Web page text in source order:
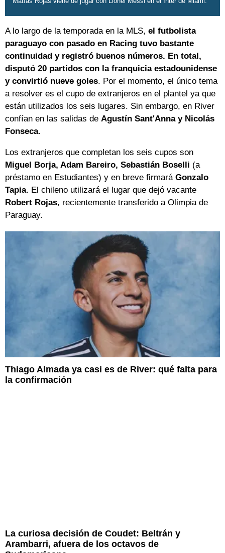
A lo largo de la temporada en la MLS, el futbolista
paraguayo con pasado en Racing tuvo bastante
continuidad y registró buenos números. En total,
disputó 20 partidos con la franquicia estadounidense
y convirtió nueve goles. Por el momento, el único tema
a resolver es el cupo de extranjeros en el plantel ya que
están utilizados los seis lugares. Sin embargo, en River
confían en las salidas de Agustín Sant'Anna y Nicolás
Fonseca.
Los extranjeros que completan los seis cupos son
Miguel Borja, Adam Bareiro, Sebastián Boselli (a
préstamo en Estudiantes) y en breve firmará Gonzalo
Tapia. El chileno utilizará el lugar que dejó vacante
Robert Rojas, recientemente transferido a Olimpia de
Paraguay.
Thiago Almada ya casi es de River: qué falta para
la confirmación
La curiosa decisión de Coudet: Beltrán y
Arambarri, afuera de los octavos de